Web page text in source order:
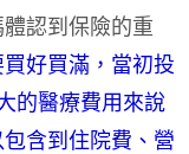
認到保險的重
好買滿，當初投
的醫療費用來說
含到住院費、營